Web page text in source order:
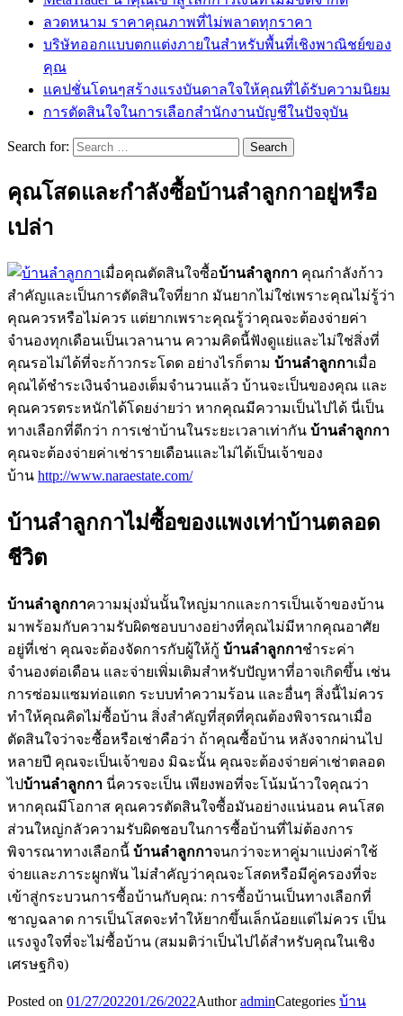
ลวดหนาม ราคาคุณภาพที่ไม่พลาดทุกราคา
บริษัทออกแบบตกแต่งภายในสำหรับพื้นที่เชิงพาณิชย์ของ
คุณ
แคปชั่นโดนๆสร้างแรงบันดาลใจให้คุณที่ได้รับความนิยม
การตัดสินใจในการเลือกสำนักงานบัญชีในปัจจุบัน
Search for:
คุณโสดและกำลังซื้อบ้านลำลูกกาอยู่หรือ
เปล่า
เมื่อคุณตัดสินใจซื้อบ้านลำลูกกา คุณกำลังก้าว
สำคัญและเป็นการตัดสินใจที่ยาก มันยากไม่ใช่เพราะคุณไม่รู้ว่า
คุณควรหรือไม่ควร แต่ยากเพราะคุณรู้ว่าคุณจะต้องจ่ายค่า
จำนองทุกเดือนเป็นเวลานาน ความคิดนี้ฟังดูแย่และไม่ใช่สิ่งที่
คุณรอไม่ได้ที่จะก้าวกระโดด อย่างไรก็ตาม บ้านลำลูกกาเมื่อ
คุณได้ชำระเงินจำนองเต็มจำนวนแล้ว บ้านจะเป็นของคุณ และ
คุณควรตระหนักได้โดยง่ายว่า หากคุณมีความเป็นไปได้ นี่เป็น
ทางเลือกที่ดีกว่า การเช่าบ้านในระยะเวลาเท่ากัน บ้านลำลูกกา
คุณจะต้องจ่ายค่าเช่ารายเดือนและไม่ได้เป็นเจ้าของ
บ้าน http://www.naraestate.com/
บ้านลำลูกกาไม่ซื้อของแพงเท่าบ้านตลอด
ชีวิต
บ้านลำลูกกาความมุ่งมั่นนั้นใหญ่มากและการเป็นเจ้าของบ้าน
มาพร้อมกับความรับผิดชอบบางอย่างที่คุณไม่มีหากคุณอาศัย
อยู่ที่เช่า คุณจะต้องจัดการกับผู้ให้กู้ บ้านลำลูกกาชำระค่า
จำนองต่อเดือน และจ่ายเพิ่มเติมสำหรับปัญหาที่อาจเกิดขึ้น เช่น
การซ่อมแซมท่อแตก ระบบทำความร้อน และอื่นๆ สิ่งนี้ไม่ควร
ทำให้คุณคิดไม่ซื้อบ้าน สิ่งสำคัญที่สุดที่คุณต้องพิจารณาเมื่อ
ตัดสินใจว่าจะซื้อหรือเช่าคือว่า ถ้าคุณซื้อบ้าน หลังจากผ่านไป
หลายปี คุณจะเป็นเจ้าของ มิฉะนั้น คุณจะต้องจ่ายค่าเช่าตลอด
ไปบ้านลำลูกกา นี่ควรจะเป็น เพียงพอที่จะโน้มน้าวใจคุณว่า
หากคุณมีโอกาส คุณควรตัดสินใจซื้อมันอย่างแน่นอน คนโสด
ส่วนใหญ่กลัวความรับผิดชอบในการซื้อบ้านที่ไม่ต้องการ
พิจารณาทางเลือกนี้ บ้านลำลูกกาจนกว่าจะหาคู่มาแบ่งค่าใช้
จ่ายและภาระผูกพัน ไม่สำคัญว่าคุณจะโสดหรือมีคู่ครองที่จะ
เข้าสู่กระบวนการซื้อบ้านกับคุณ: การซื้อบ้านเป็นทางเลือกที่
ชาญฉลาด การเป็นโสดจะทำให้ยากขึ้นเล็กน้อยแต่ไม่ควร เป็น
แรงจูงใจที่จะไม่ซื้อบ้าน (สมมติว่าเป็นไปได้สำหรับคุณในเชิง
เศรษฐกิจ)
Posted on 01/27/202201/26/2022AuthoradminCategories บ้าน